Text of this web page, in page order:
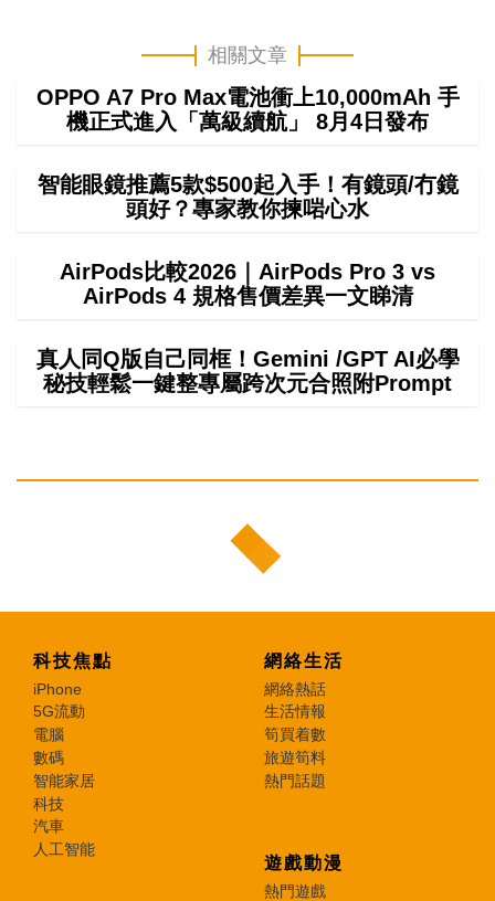
相關文章
OPPO A7 Pro Max電池衝上10,000mAh 手
機正式進入「萬級續航」 8月4日發布
智能眼鏡推薦5款$500起入手！有鏡頭/冇鏡
頭好？專家教你揀啱心水
AirPods比較2026｜AirPods Pro 3 vs
AirPods 4 規格售價差異一文睇清
真人同Q版自己同框！Gemini /GPT AI必學
秘技輕鬆一鍵整專屬跨次元合照附Prompt
科技焦點
iPhone
5G流動
電腦
數碼
智能家居
科技
汽車
人工智能
網絡生活
網絡熱話
生活情報
筍買着數
旅遊筍料
熱門話題
遊戲動漫
熱門遊戲